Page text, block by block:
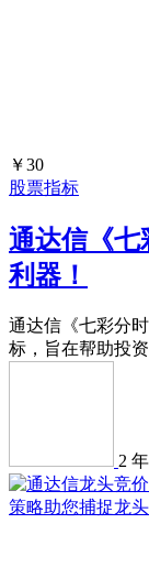
￥30
股票指标
通达信《七
利器！
通达信《七彩分
标，旨在帮助投
2